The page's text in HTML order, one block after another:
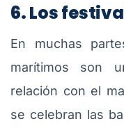
6. Los
En muchas
marítimos son
relación con el
se celebran las